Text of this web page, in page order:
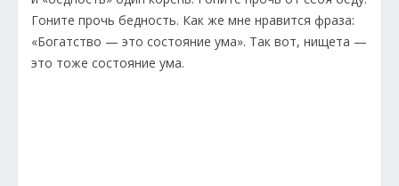
Гоните прочь бедность. Как же мне нравится фраза:
«Богатство — это состояние ума». Так вот, нищета —
это тоже состояние ума.